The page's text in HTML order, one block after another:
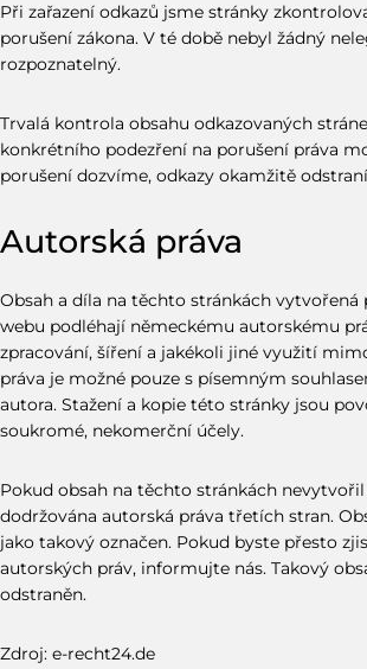
Při zařazení odkazů jsme stránky
porušení zákona. V té době nebyl žádný
rozpoznatelný.
Trvalá kontrola obsahu odkazovaných
konkrétního podezření na porušení práva
porušení dozvíme, odkazy okamžitě
Autorská práva
Obsah a díla na těchto stránkách vytvořená
webu podléhají německému autorskému
zpracování, šíření a jakékoli jiné využití
práva je možné pouze s písemným
autora. Stažení a kopie této stránky jsou
soukromé, nekomerční účely.
Pokud obsah na těchto stránkách
dodržována autorská práva třetích stran.
jako takový označen. Pokud byste přesto
autorských práv, informujte nás. Takový
odstraněn.
Zdroj: e-recht24.de